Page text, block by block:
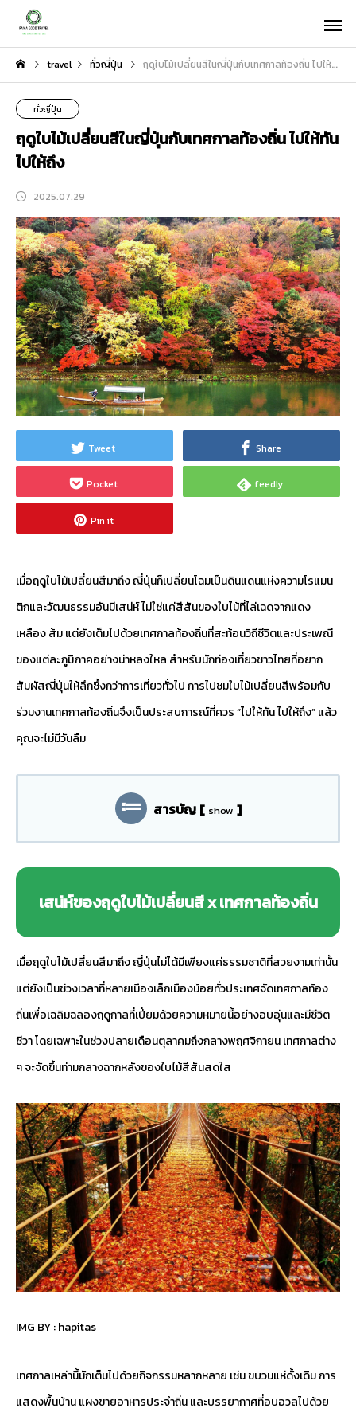
travel ทั่วญี่ปุ่น ฤดูใบไม้เปลี่ยนสีในญี่ปุ่นกับเทศกาลท้องถิ่น ไปให้ทัน ไปให้ถึง
ทั่วญี่ปุ่น
ฤดูใบไม้เปลี่ยนสีในญี่ปุ่นกับเทศกาลท้องถิ่น ไปให้ทัน
ไปให้ถึง
2025.07.29
Tweet Share
Pocket feedly
Pin it
เมื่อฤดูใบไม้เปลี่ยนสีมาถึง ญี่ปุ่นก็เปลี่ยนโฉมเป็นดินแดนแห่งความโรแมน
ติกและวัฒนธรรมอันมีเสน่ห์ ไม่ใช่แค่สีสันของใบไม้ที่ไล่เฉดจากแดง
เหลือง ส้ม แต่ยังเต็มไปด้วยเทศกาลท้องถิ่นที่สะท้อนวิถีชีวิตและประเพณี
ของแต่ละภูมิภาคอย่างน่าหลงใหล สำหรับนักท่องเที่ยวชาวไทยที่อยาก
สัมผัสญี่ปุ่นให้ลึกซึ้งกว่าการเที่ยวทั่วไป การไปชมใบไม้เปลี่ยนสีพร้อมกับ
ร่วมงานเทศกาลท้องถิ่นจึงเป็นประสบการณ์ที่ควร “ไปให้ทัน ไปให้ถึง” แล้ว
คุณจะไม่มีวันลืม
สารบัญ [ show ]
เสน่ห์ของฤดูใบไม้เปลี่ยนสี x เทศกาลท้องถิ่น
เมื่อฤดูใบไม้เปลี่ยนสีมาถึง ญี่ปุ่นไม่ได้มีเพียงแค่ธรรมชาติที่สวยงามเท่านั้น
แต่ยังเป็นช่วงเวลาที่หลายเมืองเล็กเมืองน้อยทั่วประเทศจัดเทศกาลท้อง
ถิ่นเพื่อเฉลิมฉลองฤดูกาลที่เปี่ยมด้วยความหมายนี้อย่างอบอุ่นและมีชีวิต
ชีวา โดยเฉพาะในช่วงปลายเดือนตุลาคมถึงกลางพฤศจิกายน เทศกาลต่าง
ๆ จะจัดขึ้นท่ามกลางฉากหลังของใบไม้สีสันสดใส
IMG BY :hapitas
เทศกาลเหล่านี้มักเต็มไปด้วยกิจกรรมหลากหลาย เช่น ขบวนแห่ดั้งเดิม การ
แสดงพื้นบ้าน แผงขายอาหารประจำถิ่น และบรรยากาศที่อบอวลไปด้วย